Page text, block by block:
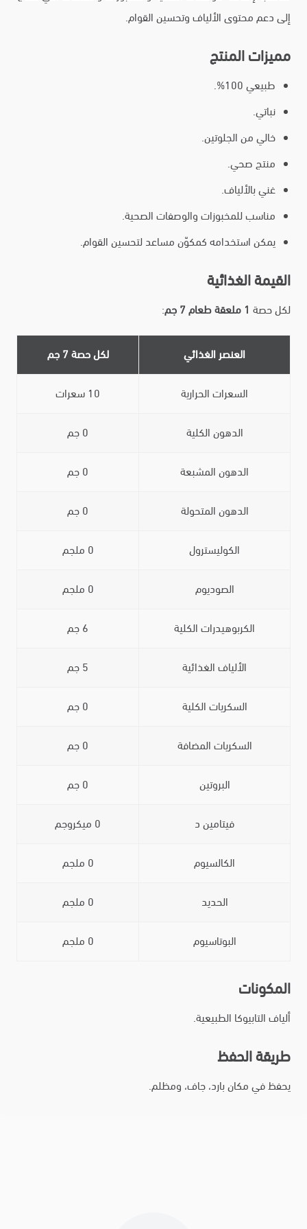
إلى دعم محتوى الألياف وتحسين القوام.
مميزات المنتج
طبيعي 100%.
نباتي.
خالي من الجلوتين.
منتج صحي.
غني بالألياف.
مناسب للمخبوزات والوصفات الصحية.
يمكن استخدامه كمكوّن مساعد لتحسين القوام.
القيمة الغذائية
لكل حصة1 ملعقة طعام 7 جم :
العنصر الغذائي لكل حصة 7 جم
السعرات الحرارية 10 سعرات
الدهون الكلية 0 جم
الدهون المشبعة 0 جم
الدهون المتحولة 0 جم
الكوليسترول 0 ملجم
الصوديوم 0 ملجم
الكربوهيدرات الكلية 6 جم
الألياف الغذائية 5 جم
السكريات الكلية 0 جم
السكريات المضافة 0 جم
البروتين 0 جم
فيتامين د 0 ميكروجم
الكالسيوم 0 ملجم
الحديد 0 ملجم
البوتاسيوم 0 ملجم
المكونات
ألياف التابيوكا الطبيعية.
طريقة الحفظ
يحفظ في مكان بارد، جاف، ومظلم.